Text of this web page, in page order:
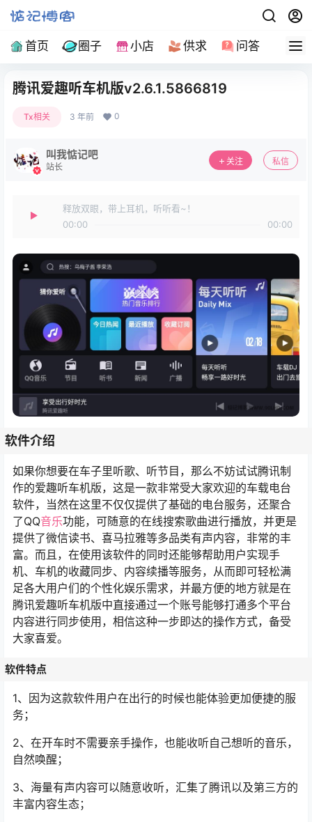
首页 圈子 小店 供求 问答 导航
腾讯爱趣听车机版v2.6.1.5866819
Tx相关 3 年前 0
叫我惦记吧
站长
关注 私信
释放双眼，带上耳机，听听看~！
00:00
00:00
软件介绍
如果你想要在车子里听歌、听节目，那么不妨试试腾讯制
作的爱趣听车机版，这是一款非常受大家欢迎的车载电台
软件，当然在这里不仅仅提供了基础的电台服务，还聚合
了QQ音乐功能，可随意的在线搜索歌曲进行播放，并更是
提供了微信读书、喜马拉雅等多品类有声内容，非常的丰
富。而且，在使用该软件的同时还能够帮助用户实现手
机、车机的收藏同步、内容续播等服务，从而即可轻松满
足各大用户们的个性化娱乐需求，并最方便的地方就是在
腾讯爱趣听车机版中直接通过一个账号能够打通多个平台
内容进行同步使用，相信这种一步即达的操作方式，备受
大家喜爱。
软件特点
1、因为这款软件用户在出行的时候也能体验更加便捷的服
务；
2、在开车时不需要亲手操作，也能收听自己想听的音乐，
自然唤醒；
3、海量有声内容可以随意收听，汇集了腾讯以及第三方的
丰富内容生态；